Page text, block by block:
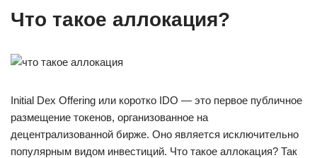
Что такое аллокация?
Initial Dex Offering или коротко IDO — это первое публичное
размещение токенов, организованное на
децентрализованной бирже. Оно является исключительно
популярным видом инвестиций. Что такое аллокация? Так